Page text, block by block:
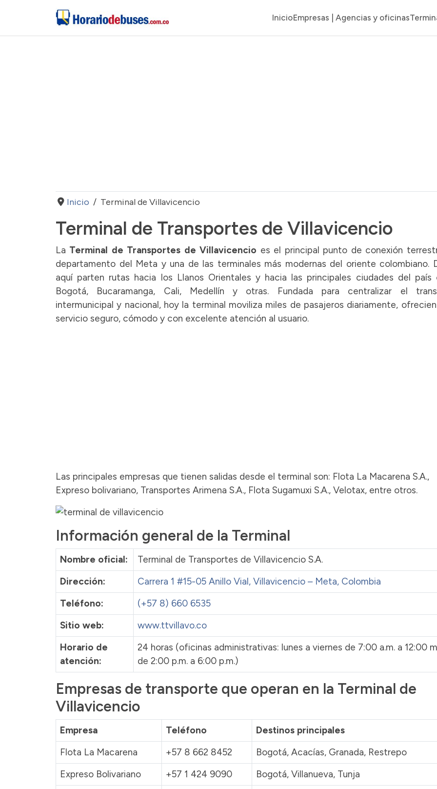
InicioEmpresas | Agencias y oficinas
Inicio Terminal de Villavicencio
Terminal de Transportes de Villavicencio
La Terminal de Transportes de Villavicencio es el principal punto de conexión
departamento del Meta y una de las terminales más modernas del oriente colombiano.
aquí parten rutas hacia los Llanos Orientales y hacia las principales ciudades del país
Bogotá, Bucaramanga, Cali, Medellín y otras. Fundada para centralizar el
intermunicipal y nacional, hoy la terminal moviliza miles de pasajeros diariamente,
servicio seguro, cómodo y con excelente atención al usuario.
Las principales empresas que tienen salidas desde el terminal son: Flota La Macarena S.A.,
Expreso bolivariano, Transportes Arimena S.A., Flota Sugamuxi S.A., Velotax, entre otros.
Información general de la Terminal
Nombre oficial:
Terminal de Transportes de Villavicencio S.A.
Dirección:
Carrera 1 #15-05 Anillo Vial, Villavicencio – Meta, Colombia
Teléfono:
(+57 8) 660 6535
Sitio web:
www.ttvillavo.co
Horario de
atención:
24 horas (oficinas administrativas: lunes a viernes de 7:00 a.m. a 12:00
de 2:00 p.m. a 6:00 p.m.)
Empresas de transporte que operan en la Terminal de
Villavicencio
Empresa Teléfono
Destinos principales
Flota La Macarena
+57 8 662 8452
Bogotá, Acacías, Granada, Restrepo
Expreso Bolivariano
+57 1 424 9090
Bogotá, Villanueva, Tunja